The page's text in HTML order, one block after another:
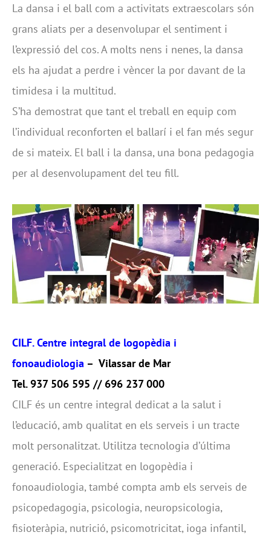
La dansa i el ball com a activitats extraescolars són
grans aliats per a desenvolupar el sentiment i
l’expressió del cos. A molts nens i nenes, la dansa
els ha ajudat a perdre i vèncer la por davant de la
timidesa i la multitud.
S’ha demostrat que tant el treball en equip com
l’individual reconforten el ballarí i el fan més segur
de si mateix. El ball i la dansa, una bona pedagogia
per al desenvolupament del teu fill.
CILF. Centre integral de logopèdia i
fonoaudiologia – Vilassar de Mar
Tel. 937 506 595 // 696 237 000
CILF és un centre integral dedicat a la salut i
l’educació, amb qualitat en els serveis i un tracte
molt personalitzat. Utilitza tecnologia d’última
generació. Especialitzat en logopèdia i
fonoaudiologia, també compta amb els serveis de
psicopedagogia, psicologia, neuropsicologia,
fisioteràpia, nutrició, psicomotricitat, ioga infantil,